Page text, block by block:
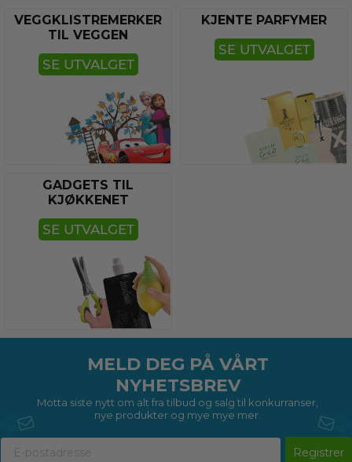
VEGGKLISTREMERKER
TIL VEGGEN
SE UTVALGET
KJENTE PARFYMER
SE UTVALGET
GADGETS TIL
KJØKKENET
SE UTVALGET
MELD DEG PÅ VÅRT
NYHETSBREV
Motta siste nytt om alt fra tilbud og salg til konkurranser,
nye produkter og mye mye mer.
Registrer